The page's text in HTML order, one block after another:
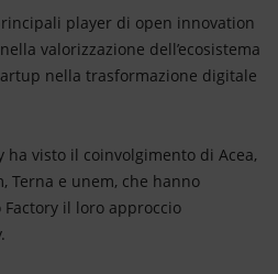
player di open innovation
valorizzazione dell’ecosistema
nella trasformazione digitale
ha visto il coinvolgimento di Acea,
Terna e unem, che hanno
il loro approccio